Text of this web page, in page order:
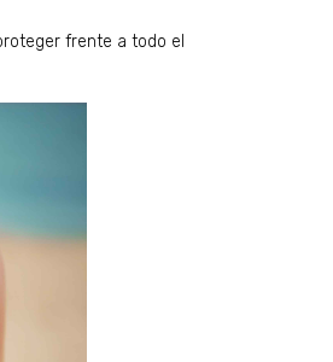
frente a todo el